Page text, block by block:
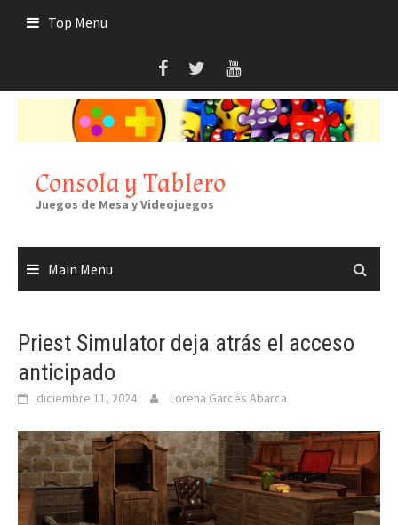
Top Menu
Consola y Tablero
Juegos de Mesa y Videojuegos
Main Menu
Priest Simulator deja atrás el acceso
anticipado
diciembre 11, 2024 Lorena Garcés Abarca